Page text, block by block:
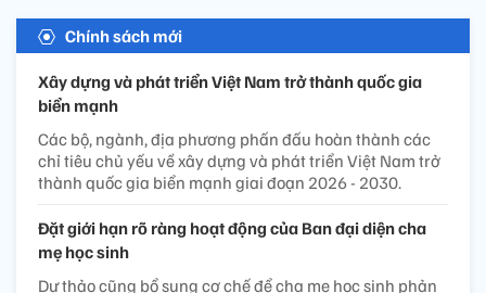
Chính sách mới
Xây dựng và phát triển Việt Nam trở thành quốc gia
biển mạnh
Các bộ, ngành, địa phương phấn đấu hoàn thành các
chỉ tiêu chủ yếu về xây dựng và phát triển Việt Nam trở
thành quốc gia biển mạnh giai đoạn 2026 - 2030.
Đặt giới hạn rõ ràng hoạt động của Ban đại diện cha
mẹ học sinh
Dự thảo cũng bổ sung cơ chế để cha mẹ học sinh phản